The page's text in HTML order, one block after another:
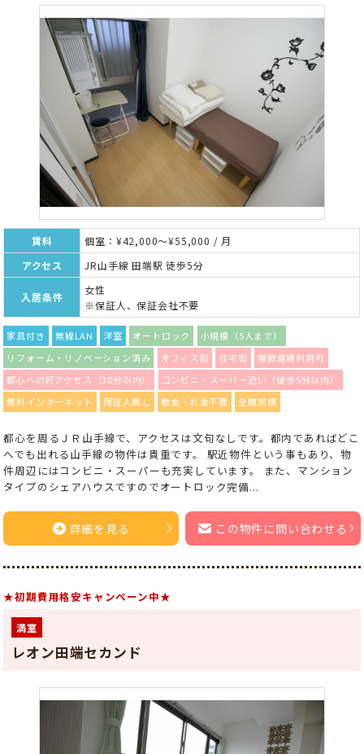
賃料
個室：¥42,000～¥55,000 / 月
アクセス
JR山手線 田端駅 徒歩5分
入居条件
女性
※保証人、保証会社不要
家具付き 無線LAN 洋室 オートロック
小規模（5人まで）
リフォーム・リノベーション済み
オフィス街 住宅街
複数路線利用可
都心への好アクセス（30分以内）
コンビニ・スーパー近い（徒歩5分以内）
無料インターネット
保証人無し 敷金・礼金不要 全館禁煙
都心を周るＪＲ山手線で、アクセスは文句なしです。都内であればどこ
へでも出れる山手線の物件は貴重です。 駅近物件という事もあり、物
件周辺にはコンビニ・スーパーも充実しています。 また、マンション
タイプのシェアハウスですのでオートロック完備...
詳細を見る この物件に問い合わせる
★初期費用格安キャンペーン中★
満室
レオン田端セカンド